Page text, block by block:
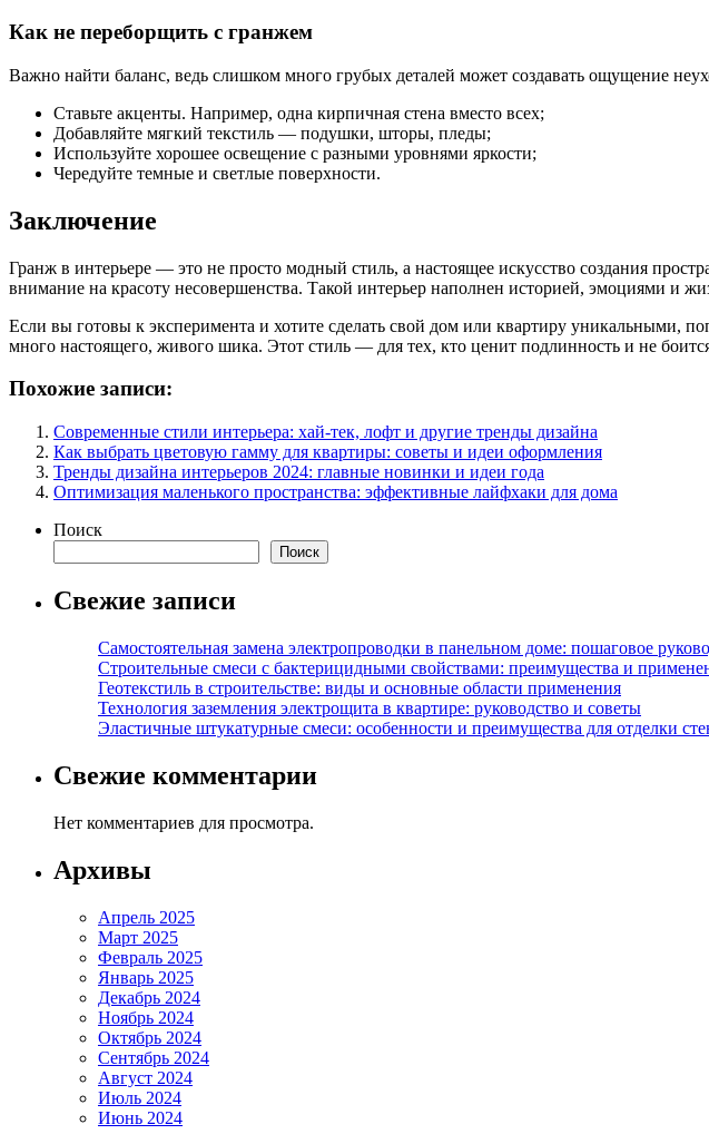
Как не переборщить с гранжем
Важно найти баланс, ведь слишком много грубых деталей может создавать ощущение
Ставьте акценты. Например, одна кирпичная стена вместо всех;
Добавляйте мягкий текстиль — подушки, шторы, пледы;
Используйте хорошее освещение с разными уровнями яркости;
Чередуйте темные и светлые поверхности.
Заключение
Гранж в интерьере — это не просто модный стиль, а настоящее искусство создания
внимание на красоту несовершенства. Такой интерьер наполнен историей, эмоциями и
Если вы готовы к эксперимента и хотите сделать свой дом или квартиру уникальными,
много настоящего, живого шика. Этот стиль — для тех, кто ценит подлинность и не
Похожие записи:
Современные стили интерьера: хай-тек, лофт и другие тренды дизайна
Как выбрать цветовую гамму для квартиры: советы и идеи оформления
Тренды дизайна интерьеров 2024: главные новинки и идеи года
Оптимизация маленького пространства: эффективные лайфхаки для дома
Поиск
Поиск
Свежие записи
Самостоятельная замена электропроводки в панельном доме: пошаговое
Строительные смеси с бактерицидными свойствами: преимущества и
Геотекстиль в строительстве: виды и основные области применения
Технология заземления электрощита в квартире: руководство и советы
Эластичные штукатурные смеси: особенности и преимущества для отделки
Свежие комментарии
Нет комментариев для просмотра.
Архивы
Апрель 2025
Март 2025
Февраль 2025
Январь 2025
Декабрь 2024
Ноябрь 2024
Октябрь 2024
Сентябрь 2024
Август 2024
Июль 2024
Июнь 2024